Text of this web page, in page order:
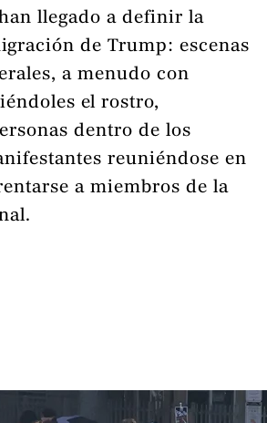
llegado a definir la
de Trump: escenas
a menudo con
el rostro,
dentro de los
reuniéndose en
a miembros de la